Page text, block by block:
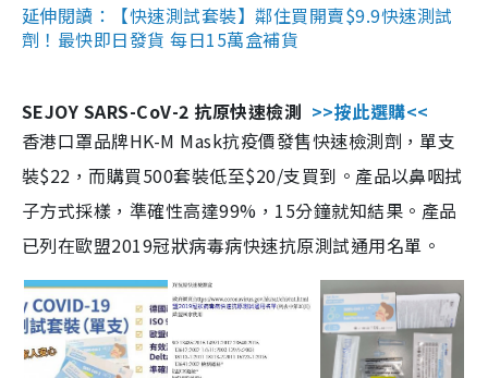
延伸閱讀：【快速測試套裝】鄰住買開賣$9.9快速測試
劑！最快即日發貨 每日15萬盒補貨
SEJOY SARS-CoV-2 抗原快速檢測 >>按此選購<<
香港口罩品牌HK-M Mask抗疫價發售快速檢測劑，單支
裝$22，而購買500套裝低至$20/支買到。產品以鼻咽拭
子方式採樣，準確性高達99%，15分鐘就知結果。產品
已列在歐盟2019冠狀病毒病快速抗原測試通用名單。